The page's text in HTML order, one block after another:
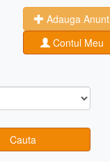
Adauga Anunt
Contul Meu
Cauta